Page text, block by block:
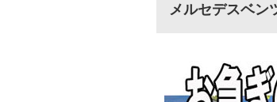
メルセデスベン